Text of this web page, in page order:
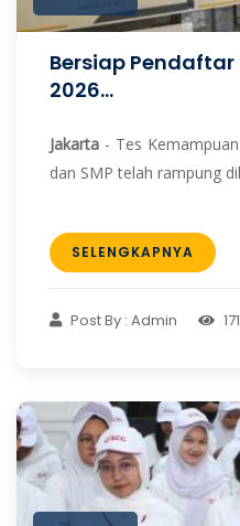
Bersiap Pendaftar
2026...
Jakarta - Tes
dan SMP telah rampung
SELENGKAPNYA
Post By : Admin 171